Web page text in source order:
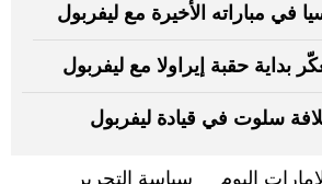
في مباراته الأخيرة مع ليفربول
بداية حقبة إيراولا مع ليفربول
اليوم سياسة التحرير